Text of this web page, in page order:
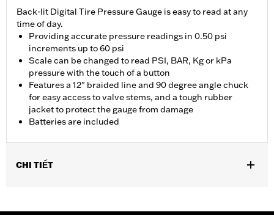
Back-lit Digital Tire Pressure Gauge is easy to read at any
time of day.
Providing accurate pressure readings in 0.50 psi
increments up to 60 psi
Scale can be changed to read PSI, BAR, Kg or kPa
pressure with the touch of a button
Features a 12" braided line and 90 degree angle chuck
for easy access to valve stems, and a tough rubber
jacket to protect the gauge from damage
Batteries are included
CHI TIẾT